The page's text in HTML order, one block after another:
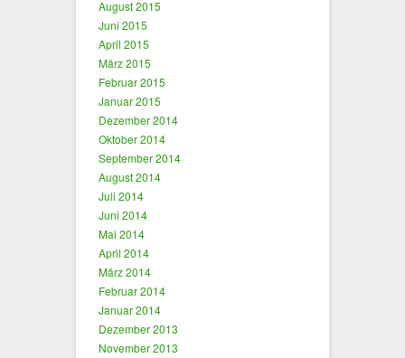
August 2015
Juni 2015
April 2015
März 2015
Februar 2015
Januar 2015
Dezember 2014
Oktober 2014
September 2014
August 2014
Juli 2014
Juni 2014
Mai 2014
April 2014
März 2014
Februar 2014
Januar 2014
Dezember 2013
November 2013